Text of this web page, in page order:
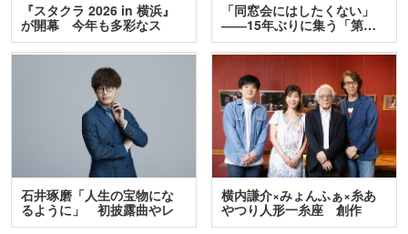
『スタクラ 2026 in 横浜』
が開幕 今年も多彩なス
テ…
「同窓会にはしたくない」
――15年ぶりに集う「第…
石井琢磨「人生の宝物にな
るように」 初披露曲やレ
ア…
横内謙介×みょんふぁ×糸あ
やつり人形一糸座 創作
人…